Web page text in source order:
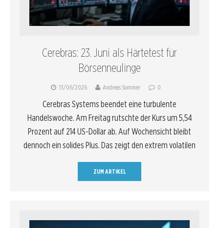
Cerebras: 23. Juni als Härtetest für
Börsenneulinge
13/06/2026 Andreas Sommer 0
Cerebras Systems beendet eine turbulente
Handelswoche. Am Freitag rutschte der Kurs um 5,54
Prozent auf 214 US-Dollar ab. Auf Wochensicht bleibt
dennoch ein solides Plus. Das zeigt den extrem volatilen
ZUM ARTIKEL